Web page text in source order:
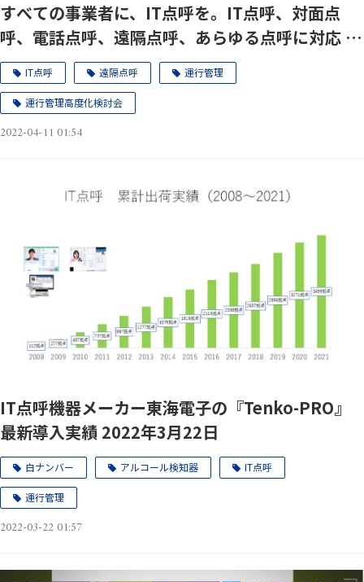
すべての事業者に、IT点呼を。IT点呼、対面点
呼、電話点呼、遠隔点呼、あらゆる点呼に対応 ク
ラウド点呼システム 『e点呼PRO』発売のお知ら
せ
IT点呼 遠隔点呼 運行管理
運行管理高度化検討会
2022-04-11 01:54
IT点呼機器メーカー東海電子の『Tenko-PRO』
最新導入実績 2022年3月22日
白ナンバー アルコール検知器 IT点呼
運行管理
2022-03-22 01:57